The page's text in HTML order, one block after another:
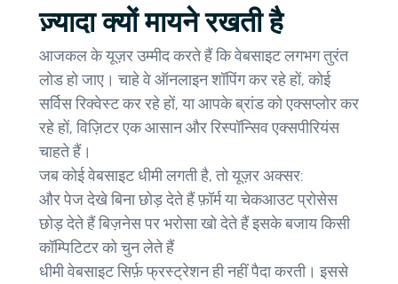
ज़्यादा क्यों मायने रखती है
आजकल के यूज़र उम्मीद करते हैं कि वेबसाइट लगभग तुरंत
लोड हो जाए। चाहे वे ऑनलाइन शॉपिंग कर रहे हों, कोई
सर्विस रिक्वेस्ट कर रहे हों, या आपके ब्रांड को एक्सप्लोर कर
रहे हों, विज़िटर एक आसान और रिस्पॉन्सिव एक्सपीरियंस
चाहते हैं।
जब कोई वेबसाइट धीमी लगती है, तो यूज़र अक्सर:
और पेज देखे बिना छोड़ देते हैं फ़ॉर्म या चेकआउट प्रोसेस
छोड़ देते हैं बिज़नेस पर भरोसा खो देते हैं इसके बजाय किसी
कॉम्पिटिटर को चुन लेते हैं
धीमी वेबसाइट सिर्फ़ फ्रस्ट्रेशन ही नहीं पैदा करती। इससे